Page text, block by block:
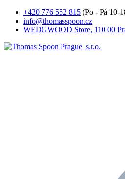
+420 776 552 815 (Po - Pá 10-
info@thomasspoon.cz
WEDGWOOD Store, 110 00